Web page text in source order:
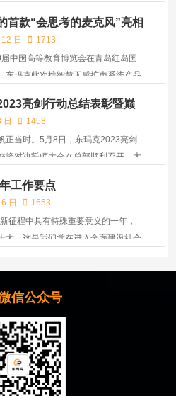
首款“会思考的麦克风”亮相
日
1713
中国高等教育博览会在青岛红岛国
东玛克此次携智慧无感扩声系统产品
产品给吸引。
亮剑行动总结表彰暨巅
日
1458
正当时。5月8日，东玛克2023亮剑
峰对决誓师大会在总部顺利召开。大
计划，继续乘风破浪，再创佳绩。公
员工参加了此次会议。
工作要点
日
1653
征程中具有特殊重要意义的一年，
大。这是我们党在进入全面建设社会
次十分重要的代表大会。
信公众号